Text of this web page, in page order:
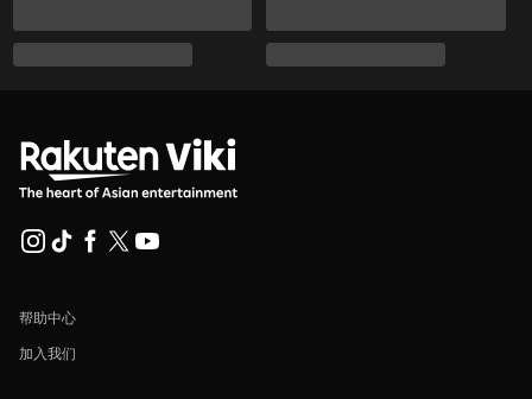
帮助中心
加入我们